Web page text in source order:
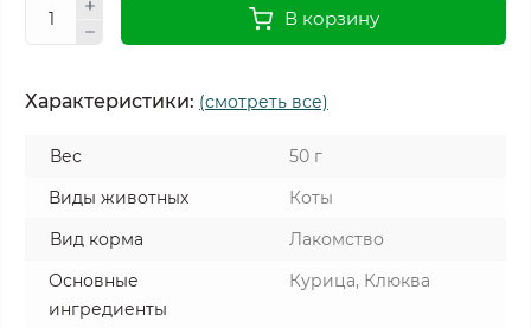
В корзину
Характеристики: (смотреть все)
Вес
50 г
Виды животных
Коты
Вид корма
Лакомство
Основные
ингредиенты
Курица, Клюква